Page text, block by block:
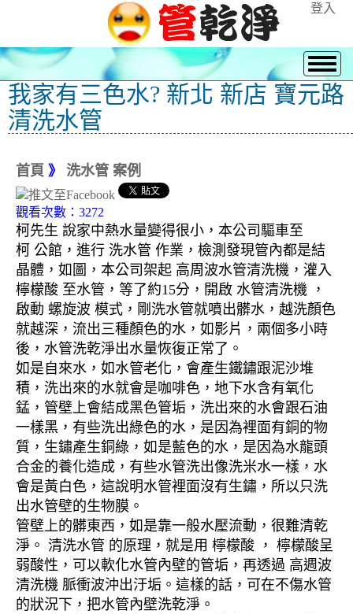
登入
我家有三色水? 新北 新店 寶元路
清洗水管
首頁 》 洗水管 案例
觀看次數：3272
柯先生 說家中熱水量變得很小，本公司驅車至
柯 公館，進行 洗水管 作業，檢測發現管內都是結
晶體，如圖，本公司架起 高周波水管清洗機，灌入
檸檬酸 至水管，等了約15分，開啟 水管清洗機 ，
啟動 螺旋波 模式，剛洗水管就噴出髒水，越洗顏色
就越深，流出三種顏色的水，如影片，兩個多小時
後，水管洗乾淨出水量恢復正常了。
如是自來水，如水管老化，會產生鐵鏽跟泥沙堆
積，洗出來的水就會是咖啡色，地下水含有氧化
錳，管壁上會結成黑色管垢，洗出來的水會跟石油
一樣黑，有些洗出綠色的水，是因為裡面有銅的物
質，生鏽產生銅綠，如是藍色的水，是因為水龍頭
合金的養化造成，有些水管洗出像洗米水一樣，水
會是黃白色，這說明水管裡面沒有生鏽，所以只洗
出水管壁的生物膜。
管壁上的髒東西，如是靠一般水壓流動，很難清乾
淨。 清洗水管 的原理，就是用 檸檬酸 ， 檸檬酸呈
弱酸性，可以軟化水管內壁的管垢，再透過 高週波
清洗機 脈衝波沖出汙垢。這樣的話，可在不傷水管
的狀況下，把水管內壁洗乾淨。